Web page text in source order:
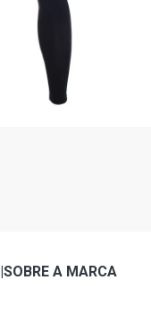
|SOBRE A MARCA